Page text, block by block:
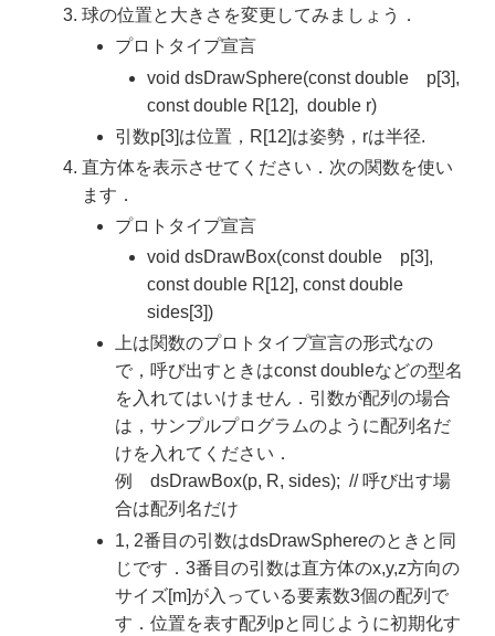
球の位置と大きさを変更してみましょう．
プロトタイプ宣言
void dsDrawSphere(const double p[3],
const double R[12], double r)
引数p[3]は位置，R[12]は姿勢，rは半径.
直方体を表示させてください．次の関数を使い
ます．
プロトタイプ宣言
void dsDrawBox(const double p[3],
const double R[12], const double
sides[3])
上は関数のプロトタイプ宣言の形式なの
で，呼び出すときはconst doubleなどの型名
を入れてはいけません．引数が配列の場合
は，サンプルプログラムのように配列名だ
けを入れてください．
例 dsDrawBox(p, R, sides); // 呼び出す場
合は配列名だけ
1, 2番目の引数はdsDrawSphereのときと同
じです．3番目の引数は直方体のx,y,z方向の
サイズ[m]が入っている要素数3個の配列で
す．位置を表す配列pと同じように初期化す